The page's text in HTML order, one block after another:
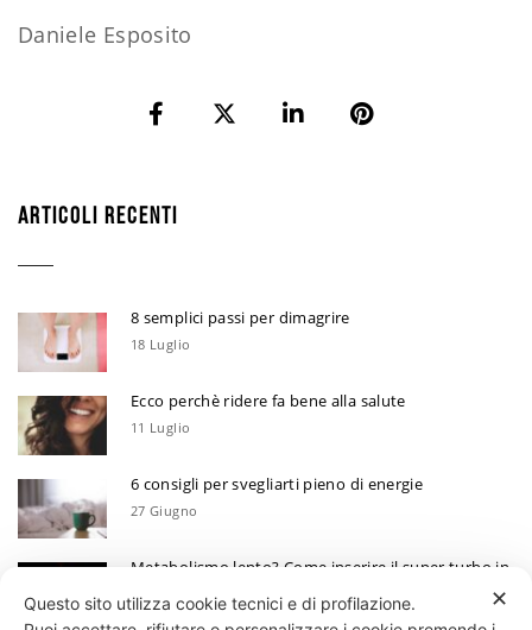
Daniele Esposito
ARTICOLI RECENTI
8 semplici passi per dimagrire
18 Luglio
Ecco perchè ridere fa bene alla salute
11 Luglio
6 consigli per svegliarti pieno di energie
27 Giugno
Metabolismo lento? Come inserire il super turbo in
13 Giugno
✕
Questo sito utilizza cookie tecnici e di profilazione.